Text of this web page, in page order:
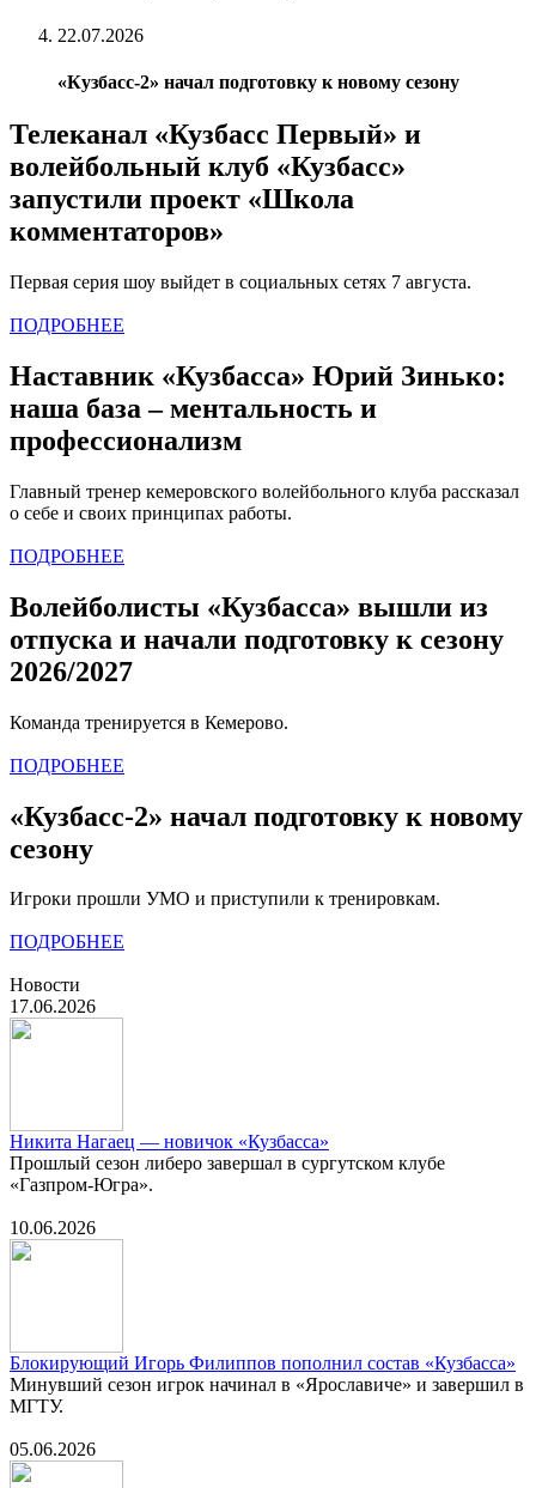
22.07.2026
«Кузбасс-2» начал подготовку к новому сезону
Телеканал «Кузбасс Первый» и
волейбольный клуб «Кузбасс»
запустили проект «Школа
комментаторов»
Первая серия шоу выйдет в социальных сетях 7 августа.
ПОДРОБНЕЕ
Наставник «Кузбасса» Юрий Зинько:
наша база – ментальность и
профессионализм
Главный тренер кемеровского волейбольного клуба рассказал
о себе и своих принципах работы.
ПОДРОБНЕЕ
Волейболисты «Кузбасса» вышли из
отпуска и начали подготовку к сезону
2026/2027
Команда тренируется в Кемерово.
ПОДРОБНЕЕ
«Кузбасс-2» начал подготовку к новому
сезону
Игроки прошли УМО и приступили к тренировкам.
ПОДРОБНЕЕ
Новости
17.06.2026
Никита Нагаец — новичок «Кузбасса»
Прошлый сезон либеро завершал в сургутском клубе
«Газпром-Югра».
10.06.2026
Блокирующий Игорь Филиппов пополнил состав «Кузбасса»
Минувший сезон игрок начинал в «Ярославиче» и завершил в
МГТУ.
05.06.2026